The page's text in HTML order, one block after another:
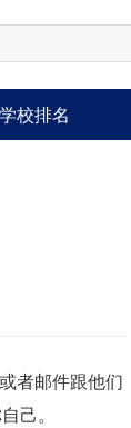
学校排名
者邮件跟他们
己。